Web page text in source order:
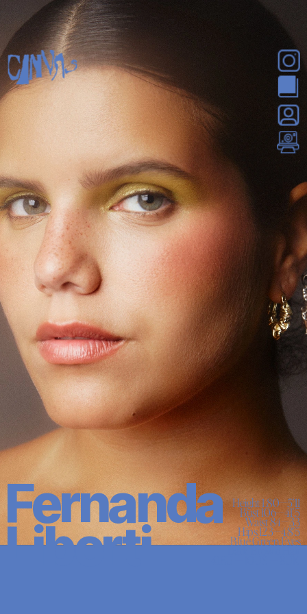
Height 1.80—5’11
Bust 106—41’5
Waist 84—33
Hips 123—48’5
Blue Green Eyes
Dark Brown Hair
Fernanda
Liberti